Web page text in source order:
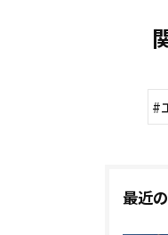
#
最近